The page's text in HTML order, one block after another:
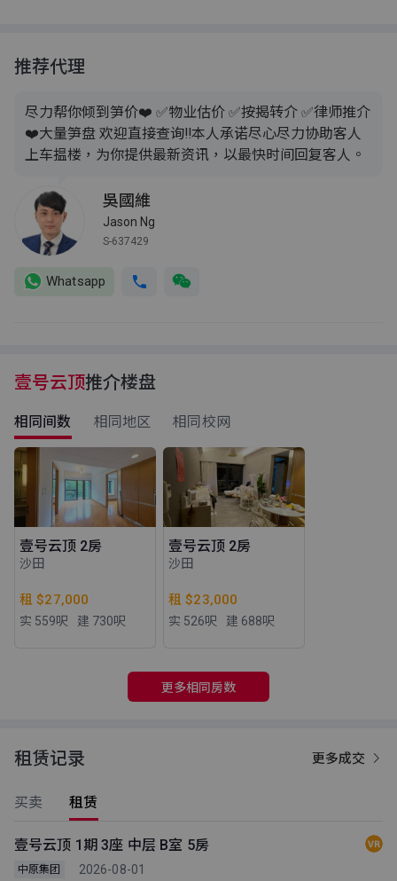
推荐代理
尽力帮你倾到笋价❤️ ✅️物业估价 ✅️按揭转介 ✅️律师推介
❤️大量笋盘 欢迎直接查询‼️本人承诺尽心尽力协助客人
上车揾楼，为你提供最新资讯，以最快时间回复客人。
吳國維
Jason Ng
S-637429
Whatsapp
壹号云顶推介楼盘
相同间数 相同地区 相同校网
壹号云顶 2房
沙田
租 $27,000
实 559呎 建 730呎
壹号云顶 2房
沙田
租 $23,000
实 526呎 建 688呎
更多相同房数
租赁记录 更多成交
买卖 租赁
壹号云顶 1期 3座 中层 B室 5房
中原集团 2026-08-01